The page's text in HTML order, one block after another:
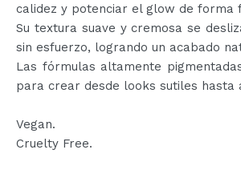
calidez y potenciar el glow de forma
Su textura suave y cremosa se
sin esfuerzo, logrando un acabado
Las fórmulas altamente
para crear desde looks sutiles hasta
Vegan.
Cruelty Free.